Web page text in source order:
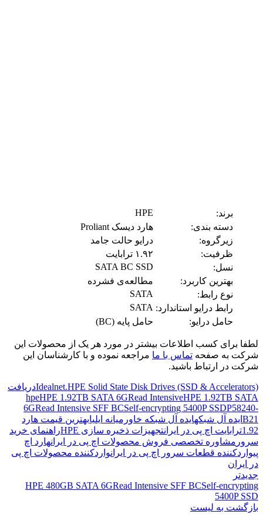
برند:
HPE
دسته بندی:
هارد دیسک Proliant
زیرگروه:
درایو حالت جامد
ظرفیت:
۱.۹۲ ترابایت
نسل:
SATA BC SSD
بهترین کاربرد:
مطالعه‌ی فشرده
نوع رابط:
SATA
رابط درایو استاندارد: SATA
حامل درایو:
حامل پایه (BC)
لطفا برای کسب اطلاعات بیشتر در مورد هر یک از محصولات این
شرکت به صفحه تماس با ما مراجعه نموده و با کارشناسان این
شرکت در ارتباط باشید.
Idealnet.HPE Solid State Disk Drives (SSD & Accelerators)دریافت
hpeHPE 1.92TB SATA 6GRead IntensiveHPE 1.92TB SATA
6GRead Intensive SFF BCSelf-encrypting 5400P SSDP58240-
B21 ایده آل شبکهایده آل شبکه خاورمیانه ایلیابهترین قیمت هارد
1.92ترابایت اچ پی در ایران
تجهیزات ذخیره سازی HPE
راهنمای خرید
سرور مشاوره تخصصی فروش محصولات اچ پی در ایرانهارد اچ
پیواردکننده قطعات سرور اچ پی در ایرانواردکننده محصولات اچ پی
در ایران
جدیدتر
HPE 480GB SATA 6GRead Intensive SFF BCSelf-encrypting
5400P SSD
بازگشت به لیست